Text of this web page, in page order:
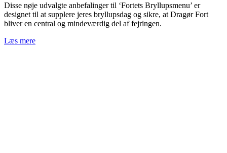
Disse nøje udvalgte anbefalinger til ‘Fortets Bryllupsmenu’ er
designet til at supplere jeres bryllupsdag og sikre, at Dragør Fort
bliver en central og mindeværdig del af fejringen.
Læs mere